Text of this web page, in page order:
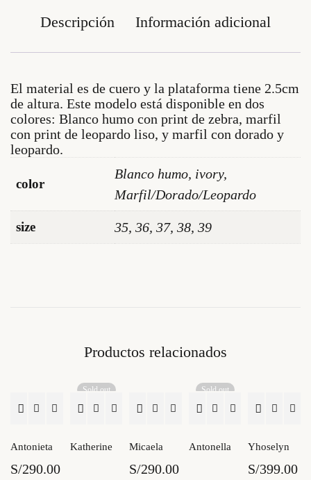
Descripción Información adicional
El material es de cuero y la plataforma tiene 2.5cm
de altura. Este modelo está disponible en dos
colores: Blanco humo con print de zebra, marfil
con print de leopardo liso, y marfil con dorado y
leopardo.
color
Blanco humo, ivory,
Marfil/Dorado/Leopardo
size 35, 36, 37, 38, 39
Productos relacionados
Antonieta
S/290.00
Sold out
Katherine Micaela
S/290.00
Sold out
Antonella Yhoselyn
S/399.00